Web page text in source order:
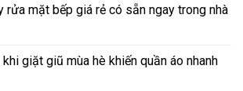
rửa mặt bếp giá rẻ có sẵn ngay trong nhà
giặt giũ mùa hè khiến quần áo nhanh